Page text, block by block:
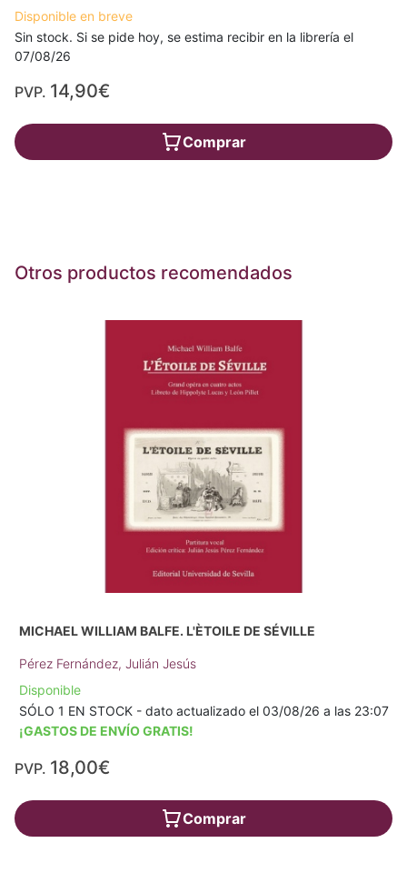
Disponible en breve
Sin stock. Si se pide hoy, se estima recibir en la librería el
07/08/26
PVP. 14,90€
Comprar
Otros productos recomendados
MICHAEL WILLIAM BALFE. L'ÈTOILE DE SÉVILLE
Pérez Fernández, Julián Jesús
Disponible
SÓLO 1 EN STOCK - dato actualizado el 03/08/26 a las 23:07
¡GASTOS DE ENVÍO GRATIS!
PVP. 18,00€
Comprar